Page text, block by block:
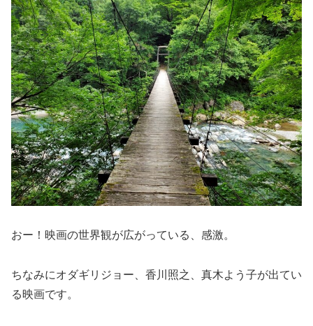
おー！映画の世界観が広がっている、感激。
ちなみにオダギリジョー、香川照之、真木よう子が出てい
る映画です。